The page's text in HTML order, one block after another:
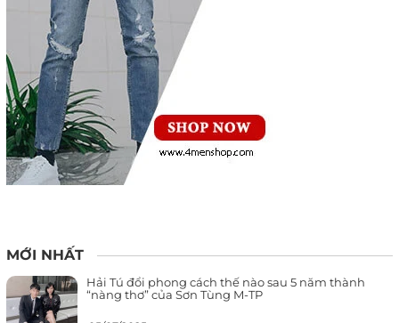
MỚI NHẤT
Hải Tú đổi phong cách thế nào sau 5 năm thành
“nàng thơ” của Sơn Tùng M-TP